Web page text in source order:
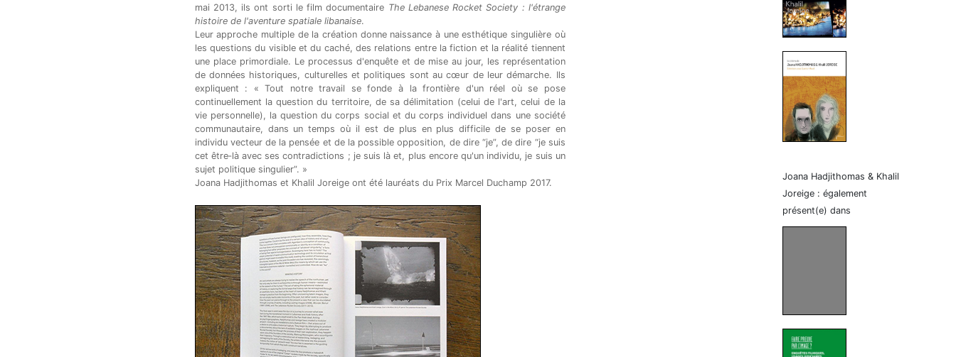
mai 2013, ils ont sorti le film documentaire The Lebanese Rocket Society : l'étrange
histoire de l'aventure spatiale libanaise.
Leur approche multiple de la création donne naissance à une esthétique singulière où
les questions du visible et du caché, des relations entre la fiction et la réalité tiennent
une place primordiale. Le processus d'enquête et de mise au jour, les représentation
de données historiques, culturelles et politiques sont au cœur de leur démarche. Ils
expliquent : « Tout notre travail se fonde à la frontière d'un réel où se pose
continuellement la question du territoire, de sa délimitation (celui de l'art, celui de la
vie personnelle), la question du corps social et du corps individuel dans une société
communautaire, dans un temps où il est de plus en plus difficile de se poser en
individu vecteur de la pensée et de la possible opposition, de dire “je”, de dire “je suis
cet être‐là avec ses contradictions ; je suis là et, plus encore qu'un individu, je suis un
sujet politique singulier”. »
Joana Hadjithomas et Khalil Joreige ont été lauréats du Prix Marcel Duchamp 2017.
Joana Hadjithomas & Khalil
Joreige : également
présent(e) dans